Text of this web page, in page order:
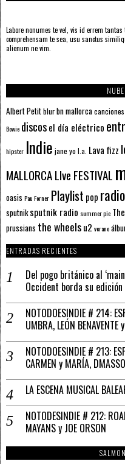
Labore nonumes te vel, vis id errem
comprehensam te sea, usu sanctus
alienum ne vim.
Albert Petitblurbn mallorcacanciones
Bowie discosel día eléctrico
hipster Indie jane yo l.a. Lava fizz
MALLORCA LIve FESTIVAL
oasis Pau Forner Playlist pop radio
sputnik sputnik radio summer pie
prussians the wheelsu2 verano
ENTRADAS RECIENTES
Del pogo británico al
Occident borda su
NOTODOESINDIE # 214:
UMBRA, LEÓN BENAVENTE
NOTODOESINDIE # 213:
CARMEN y MARÍA,
LA ESCENA MUSICAL
NOTODESINDIE # 212:
MAYANS y JOE ORSON